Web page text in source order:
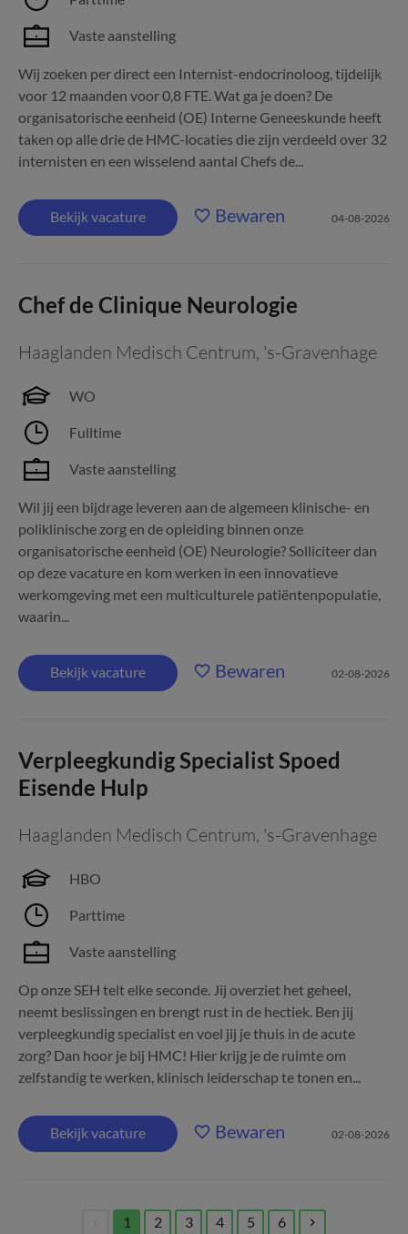
Vaste aanstelling
Wij zoeken per direct een Internist-endocrinoloog, tijdelijk
voor 12 maanden voor 0,8 FTE. Wat ga je doen? De
organisatorische eenheid (OE) Interne Geneeskunde heeft
taken op alle drie de HMC-locaties die zijn verdeeld over 32
internisten en een wisselend aantal Chefs de...
Bekijk vacature Bewaren 04-08-2026
Chef de Clinique Neurologie
Haaglanden Medisch Centrum, 's-Gravenhage
WO
Fulltime
Vaste aanstelling
Wil jij een bijdrage leveren aan de algemeen klinische- en
poliklinische zorg en de opleiding binnen onze
organisatorische eenheid (OE) Neurologie? Solliciteer dan
op deze vacature en kom werken in een innovatieve
werkomgeving met een multiculturele patiëntenpopulatie,
waarin...
Bekijk vacature Bewaren 02-08-2026
Verpleegkundig Specialist Spoed
Eisende Hulp
Haaglanden Medisch Centrum, 's-Gravenhage
HBO
Parttime
Vaste aanstelling
Op onze SEH telt elke seconde. Jij overziet het geheel,
neemt beslissingen en brengt rust in de hectiek. Ben jij
verpleegkundig specialist en voel jij je thuis in de acute
zorg? Dan hoor je bij HMC! Hier krijg je de ruimte om
zelfstandig te werken, klinisch leiderschap te tonen en...
Bekijk vacature Bewaren 02-08-2026
1
2 3 4 5 6